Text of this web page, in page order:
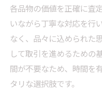
各品物の価値を正確に査
いながら丁寧な対応を行
なく、品々に込められた
して取引を進めるための
間が不要なため、時間を
タリな選択肢です。